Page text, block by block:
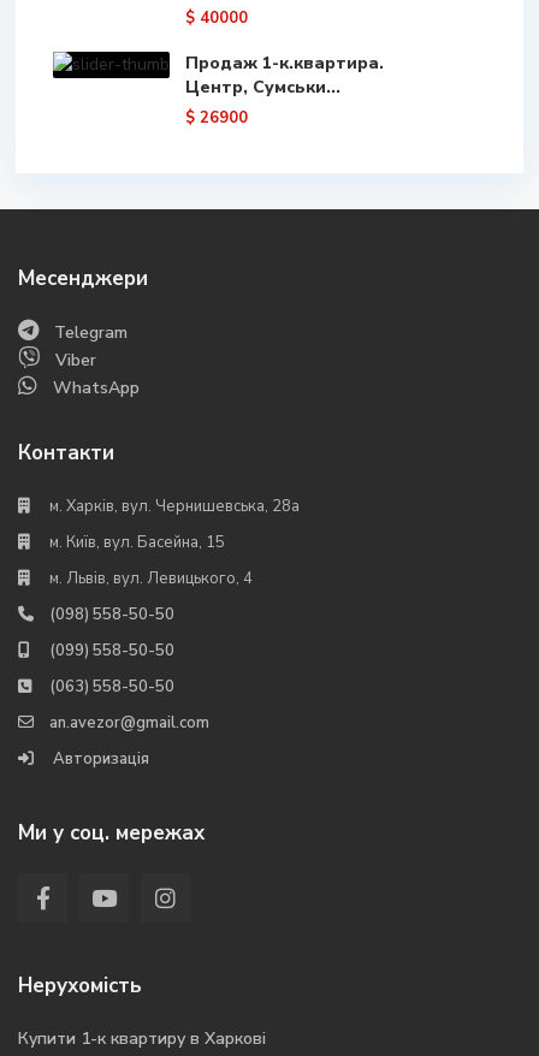
$ 40000
Продаж 1-к.квартира.
Центр, Сумськи...
$ 26900
Месенджери
Telegram
Viber
WhatsApp
Контакти
м. Харків, вул. Чернишевська, 28а
м. Київ, вул. Басейна, 15
м. Львів, вул. Левицького, 4
(098) 558-50-50
(099) 558-50-50
(063) 558-50-50
an.avezor@gmail.com
Авторизація
Ми у соц. мережах
Нерухомість
Купити 1-к квартиру в Харкові